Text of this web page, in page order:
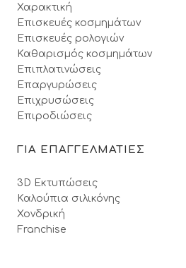
Χαρακτική
Επισκευές κοσμημάτων
Επισκευές ρολογιών
Καθαρισμός κοσμημάτων
Επιπλατινώσεις
Επαργυρώσεις
Επιχρυσώσεις
Επιροδιώσεις
ΓΙΑ ΕΠΑΓΓΕΛΜΑΤΙΕΣ
3D Εκτυπώσεις
Καλούπια σιλικόνης
Χονδρική
Franchise